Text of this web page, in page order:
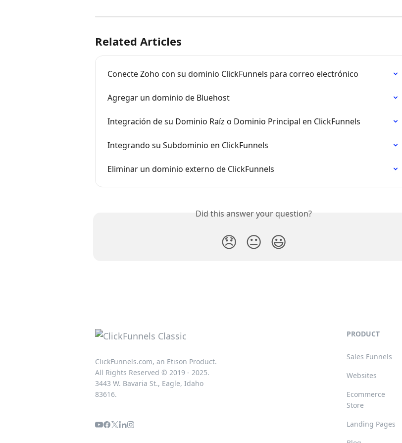
Related Articles
Conecte Zoho con su dominio ClickFunnels para correo electrónico
Agregar un dominio de Bluehost
Integración de su Dominio Raíz o Dominio Principal en ClickFunnels
Integrando su Subdominio en ClickFunnels
Eliminar un dominio externo de ClickFunnels
Did this answer your question?
😞 😐 😃
ClickFunnels.com, an Etison Product.
All Rights Reserved © 2019 - 2025.
3443 W. Bavaria St., Eagle, Idaho
83616.
PRODUCT
Sales Funnels
Websites
Ecommerce
Store
Landing Pages